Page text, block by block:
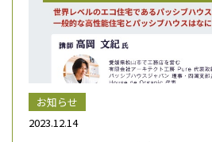
お知らせ
2023.12.14